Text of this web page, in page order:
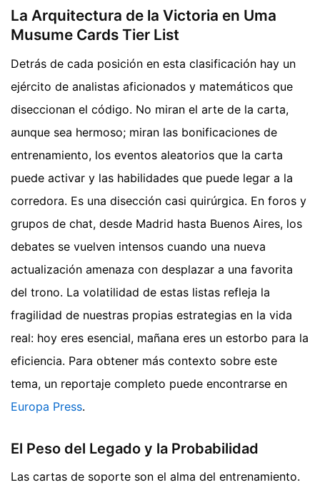
La Arquitectura de la Victoria en Uma
Musume Cards Tier List
Detrás de cada posición en esta clasificación hay un
ejército de analistas aficionados y matemáticos que
diseccionan el código. No miran el arte de la carta,
aunque sea hermoso; miran las bonificaciones de
entrenamiento, los eventos aleatorios que la carta
puede activar y las habilidades que puede legar a la
corredora. Es una disección casi quirúrgica. En foros y
grupos de chat, desde Madrid hasta Buenos Aires, los
debates se vuelven intensos cuando una nueva
actualización amenaza con desplazar a una favorita
del trono. La volatilidad de estas listas refleja la
fragilidad de nuestras propias estrategias en la vida
real: hoy eres esencial, mañana eres un estorbo para la
eficiencia. Para obtener más contexto sobre este
tema, un reportaje completo puede encontrarse en
Europa Press.
El Peso del Legado y la Probabilidad
Las cartas de soporte son el alma del entrenamiento.